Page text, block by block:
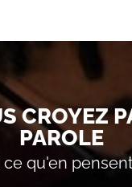
CROYEZ
PAROLE
qu'en